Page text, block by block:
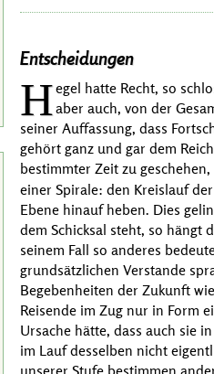
Entscheidungen
Hegel hatte Recht, so
aber auch, von der
seiner Auffassung, dass
gehört ganz und gar dem
bestimmter Zeit zu
einer Spirale: den Kreislauf
Ebene hinauf heben. Dies
dem Schicksal steht, so hängt
seinem Fall so anderes
grundsätzlichen Verstande
Begebenheiten der Zukunft
Reisende im Zug nur in Form
Ursache hätte, dass auch sie
im Lauf desselben nicht
unserer Stufe bestimmen